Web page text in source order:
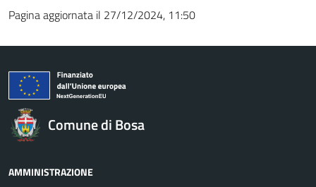
Pagina aggiornata il 27/12/2024, 11:50
Comune di Bosa
AMMINISTRAZIONE